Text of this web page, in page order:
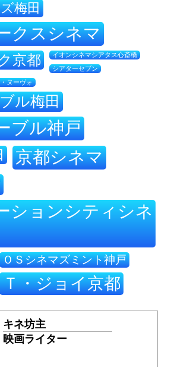
梅田
クスシネマ
京都 イオンシネマシアタス心斎橋
シアターセブン
ヌーヴォ
ル梅田
ブル神戸
京都シネマ
ションシティシネ
ＯＳシネマズミント神戸
Ｔ・ジョイ京都
キネ坊主
映画ライター